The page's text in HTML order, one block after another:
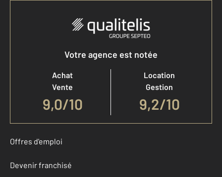
Votre agence est notée
Achat
Vente
9,0/10
Location
Gestion
9,2/10
Offres d'emploi
Devenir franchisé